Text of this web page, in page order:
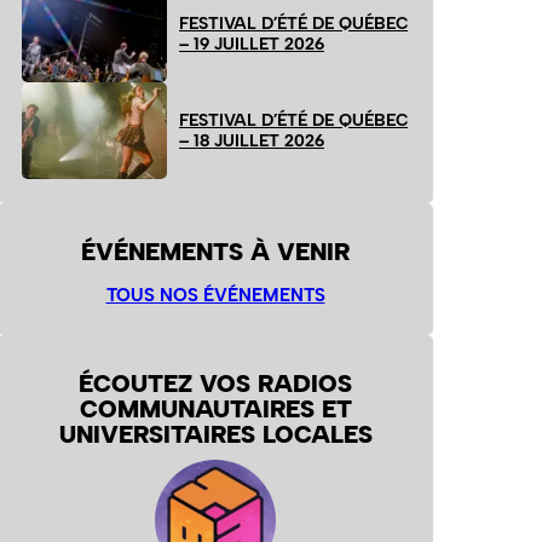
FESTIVAL D’ÉTÉ DE QUÉBEC
– 19 JUILLET 2026
FESTIVAL D’ÉTÉ DE QUÉBEC
– 18 JUILLET 2026
ÉVÉNEMENTS À VENIR
TOUS NOS ÉVÉNEMENTS
ÉCOUTEZ VOS RADIOS
COMMUNAUTAIRES ET
UNIVERSITAIRES LOCALES